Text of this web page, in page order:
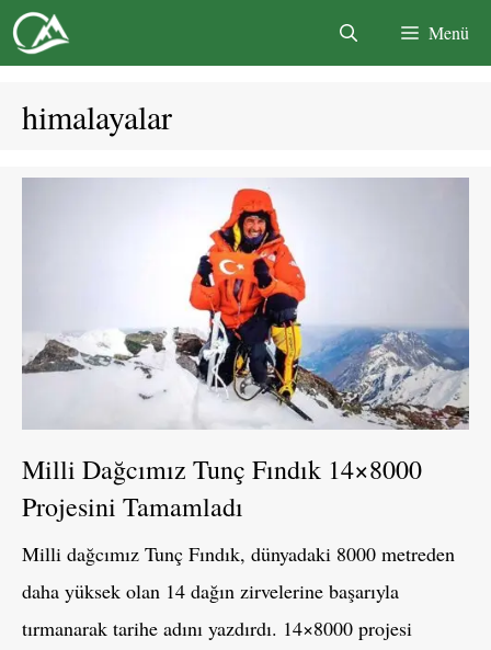
İçeriğe
atla
Menü
himalayalar
Milli Dağcımız Tunç Fındık 14×8000
Projesini Tamamladı
Milli dağcımız Tunç Fındık, dünyadaki 8000 metreden
daha yüksek olan 14 dağın zirvelerine başarıyla
tırmanarak tarihe adını yazdırdı. 14×8000 projesi